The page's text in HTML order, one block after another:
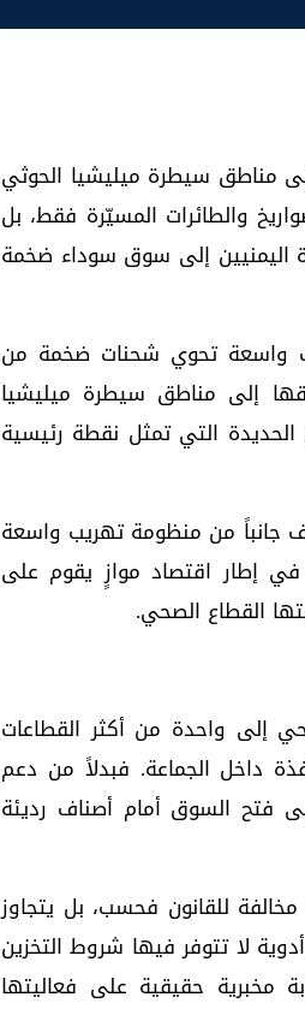
مناطق سيطرة ميليشيا الحوثي
والطائرات المسيّرة فقط، بل
اليمنيين إلى سوق سوداء ضخمة
واسعة تحوي شحنات ضخمة من
إلى مناطق سيطرة ميليشيا
الحديدة التي تمثل نقطة رئيسية
جانباً من منظومة تهريب واسعة
في إطار اقتصاد موازٍ يقوم على
القطاع الصحي.
إلى واحدة من أكثر القطاعات
داخل الجماعة. فبدلاً من دعم
فتح السوق أمام أصناف رديئة
للقانون فحسب، بل يتجاوز
لا تتوفر فيها شروط التخزين
مخبرية حقيقية على فعاليتها